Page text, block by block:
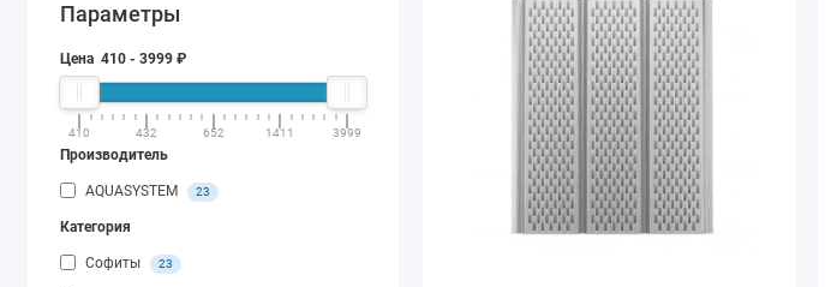
Параметры
Цена410 -3999 ₽
410 432 652 1411 3999
Производитель
AQUASYSTEM 23
Категория
Софиты 23